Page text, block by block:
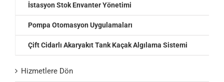
İstasyon Stok Envanter Yönetimi
Pompa Otomasyon Uygulamaları
Çift Cidarlı Akaryakıt Tank Kaçak Algılama Sistemi
Hizmetlere Dön